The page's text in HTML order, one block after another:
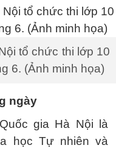
tổ chức thi lớp 10
6. (Ảnh minh họa)
ngày
gia Hà Nội là
học Tự nhiên và